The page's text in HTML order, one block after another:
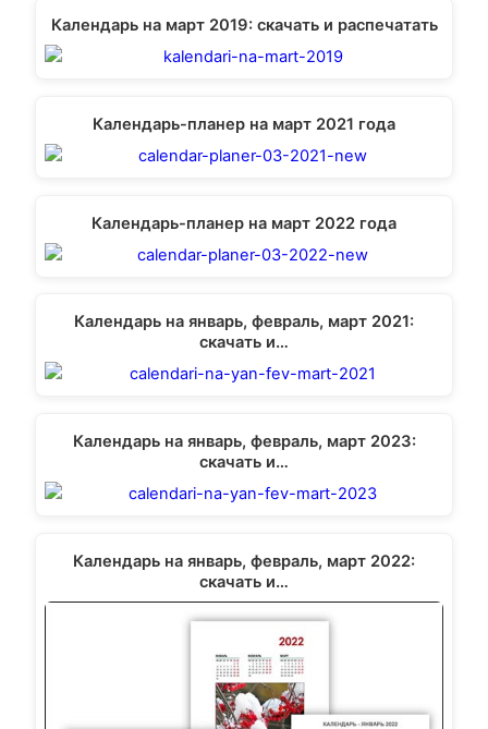
Календарь на март 2019: скачать и распечатать
Календарь-планер на март 2021 года
Календарь-планер на март 2022 года
Календарь на январь, февраль, март 2021:
скачать и…
Календарь на январь, февраль, март 2023:
скачать и…
Календарь на январь, февраль, март 2022:
скачать и…